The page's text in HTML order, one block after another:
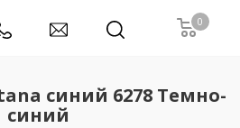
0
синий 6278 Темно-
синий